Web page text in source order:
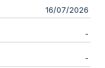
16/07/2026
-
-